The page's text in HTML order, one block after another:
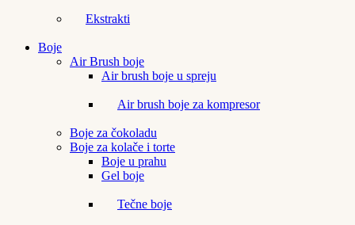
Ekstrakti
Boje
Air Brush boje
Air brush boje u spreju
Air brush boje za kompresor
Boje za čokoladu
Boje za kolače i torte
Boje u prahu
Gel boje
Tečne boje